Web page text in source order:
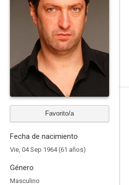
Favorito/a
Fecha de nacimiento
Vie, 04 Sep 1964 (61 años)
Género
Masculino